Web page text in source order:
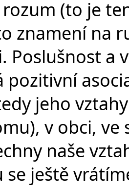
(to je
znamení na
Poslušnost a
pozitivní
jeho
v obci,
naše
se ještě